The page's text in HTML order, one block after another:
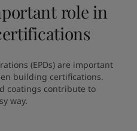
role in
(EPDs) are important
building certifications.
coatings contribute to
way.